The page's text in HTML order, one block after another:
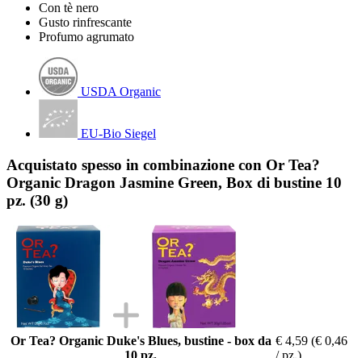
Con tè nero
Gusto rinfrescante
Profumo agrumato
USDA Organic
EU-Bio Siegel
Acquistato spesso in combinazione con Or Tea?
Organic Dragon Jasmine Green, Box di bustine 10
pz. (30 g)
Or Tea? Organic Duke's Blues, bustine - box da
10 pz.
€ 4,59 (€ 0,46
/ pz.)